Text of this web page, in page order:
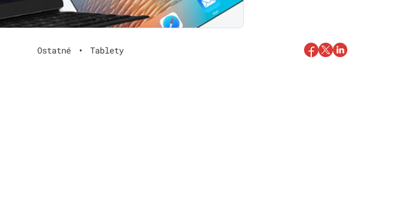
Ostatné • Tablety